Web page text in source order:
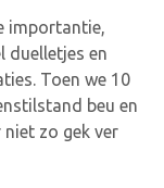
importantie,
duelletjes en
Toen we 10
beu en
niet zo gek ver